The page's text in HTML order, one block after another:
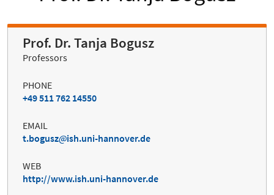
Prof. Dr. Tanja Bogusz
Professors
PHONE
+49 511 762 14550
EMAIL
t.bogusz
ish.uni-hannover.de
WEB
http://www.ish.uni-hannover.de